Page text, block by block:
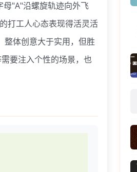
母"A"沿螺旋轨迹向外飞
打工人心态表现得活灵活
整体创意大于实用，但胜
要注入个性的场景，也